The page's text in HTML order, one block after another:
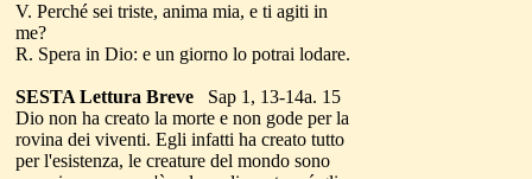
V. Perché sei triste, anima mia, e ti agiti in
me?
R. Spera in Dio: e un giorno lo potrai lodare.
SESTA Lettura Breve
Sap 1, 13-14a. 15
Dio non ha creato la morte e non gode per la
rovina dei viventi. Egli infatti ha creato tutto
per l'esistenza, le creature del mondo sono